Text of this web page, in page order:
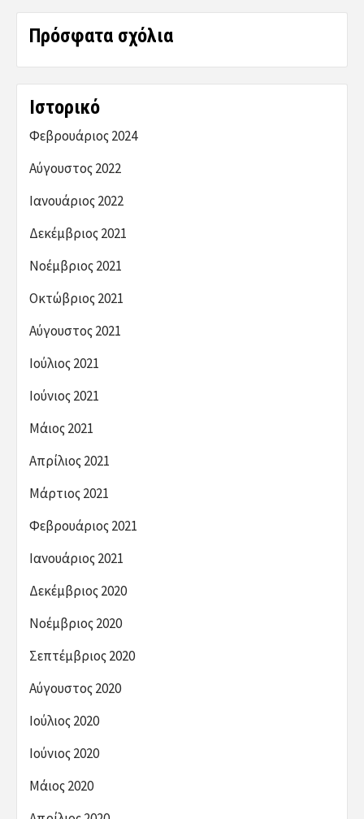
Πρόσφατα σχόλια
Ιστορικό
Φεβρουάριος 2024
Αύγουστος 2022
Ιανουάριος 2022
Δεκέμβριος 2021
Νοέμβριος 2021
Οκτώβριος 2021
Αύγουστος 2021
Ιούλιος 2021
Ιούνιος 2021
Μάιος 2021
Απρίλιος 2021
Μάρτιος 2021
Φεβρουάριος 2021
Ιανουάριος 2021
Δεκέμβριος 2020
Νοέμβριος 2020
Σεπτέμβριος 2020
Αύγουστος 2020
Ιούλιος 2020
Ιούνιος 2020
Μάιος 2020